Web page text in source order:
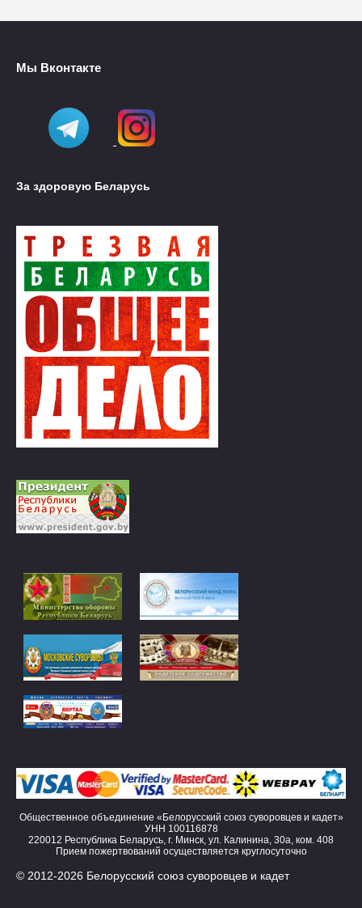
Мы Вконтакте
За здоровую Беларусь
Общественное объединение «Белорусский союз суворовцев и кадет»
УНН 100116878
220012 Республика Беларусь, г. Минск, ул. Калинина, 30а, ком. 408
Прием пожертвований осуществляется круглосуточно
© 2012-2026 Белорусский союз суворовцев и кадет